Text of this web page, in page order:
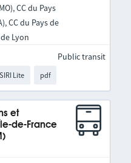
CC du Pays
CC du Pays de
Lyon
SIRI Lite pdf
Public transit
et
de-France